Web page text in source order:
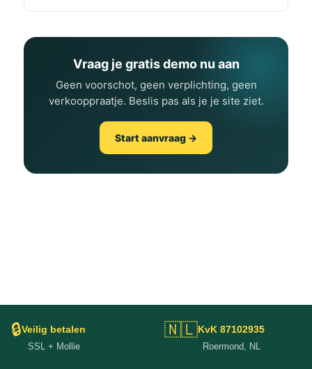
Vraag je gratis demo nu aan
Geen voorschot, geen verplichting, geen
verkooppraatje. Beslis pas als je je site ziet.
Start aanvraag →
🔒Veilig betalen
SSL + Mollie
🇳🇱KvK 87102935
Roermond, NL